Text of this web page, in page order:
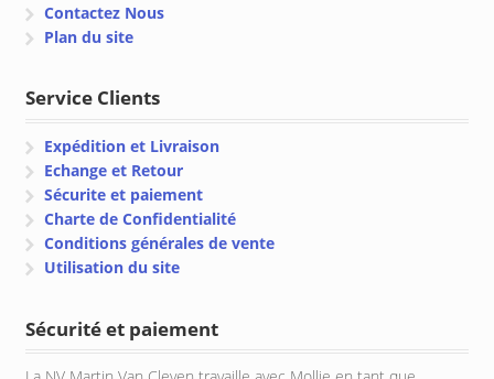
Contactez Nous
Plan du site
Service Clients
Expédition et Livraison
Echange et Retour
Sécurite et paiement
Charte de Confidentialité
Conditions générales de vente
Utilisation du site
Sécurité et paiement